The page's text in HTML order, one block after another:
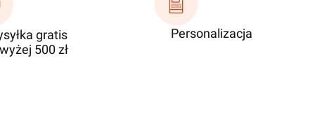
gratis
500 zł
Personalizacja